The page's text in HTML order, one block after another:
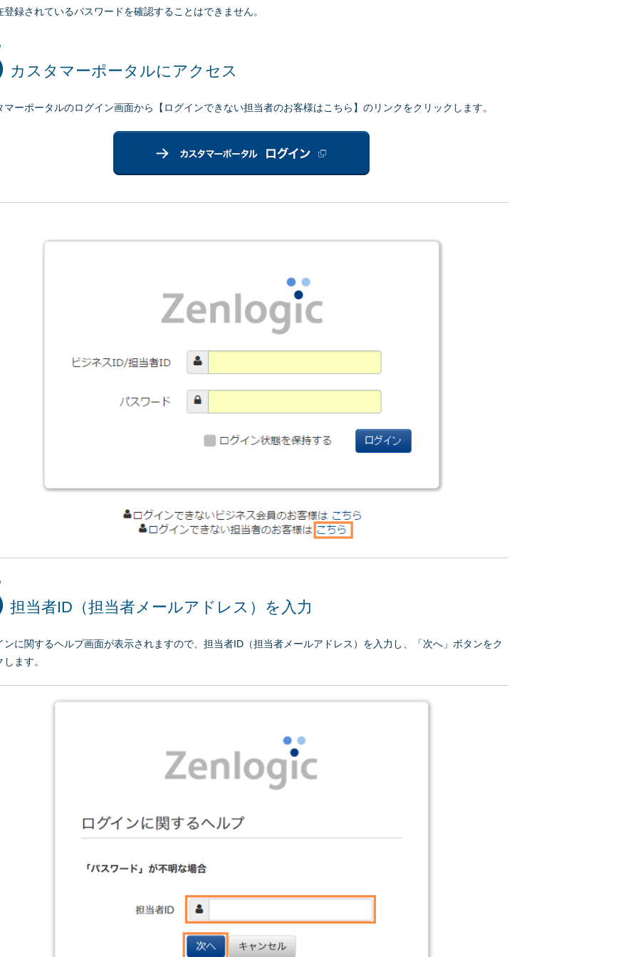
録されているパスワードを確認することはできません。
カスタマーポータルにアクセス
マーポータルのログイン画面から【ログインできない担当者のお客様はこちら】のリンクをクリックします。
担当者ID（担当者メールアドレス）を入力
ンに関するヘルプ画面が表示されますので、担当者ID（担当者メールアドレス）を入力し、「次へ」ボタンをク
ます。